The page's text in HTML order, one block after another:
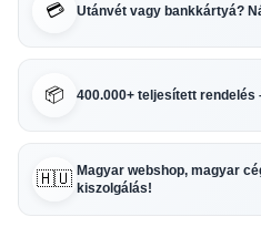
💳 Utánvét vagy bankkártyá?
📦 400.000+ teljesített
🇭🇺 Magyar webshop, magyar
kiszolgálás!